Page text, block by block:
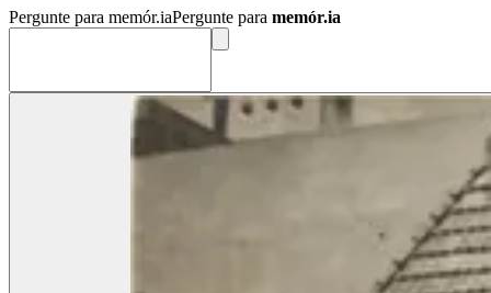
Pergunte para memór.iaPergunte para memór.ia